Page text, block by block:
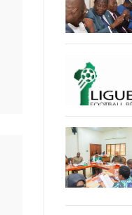
© Mairie d'Abomey-